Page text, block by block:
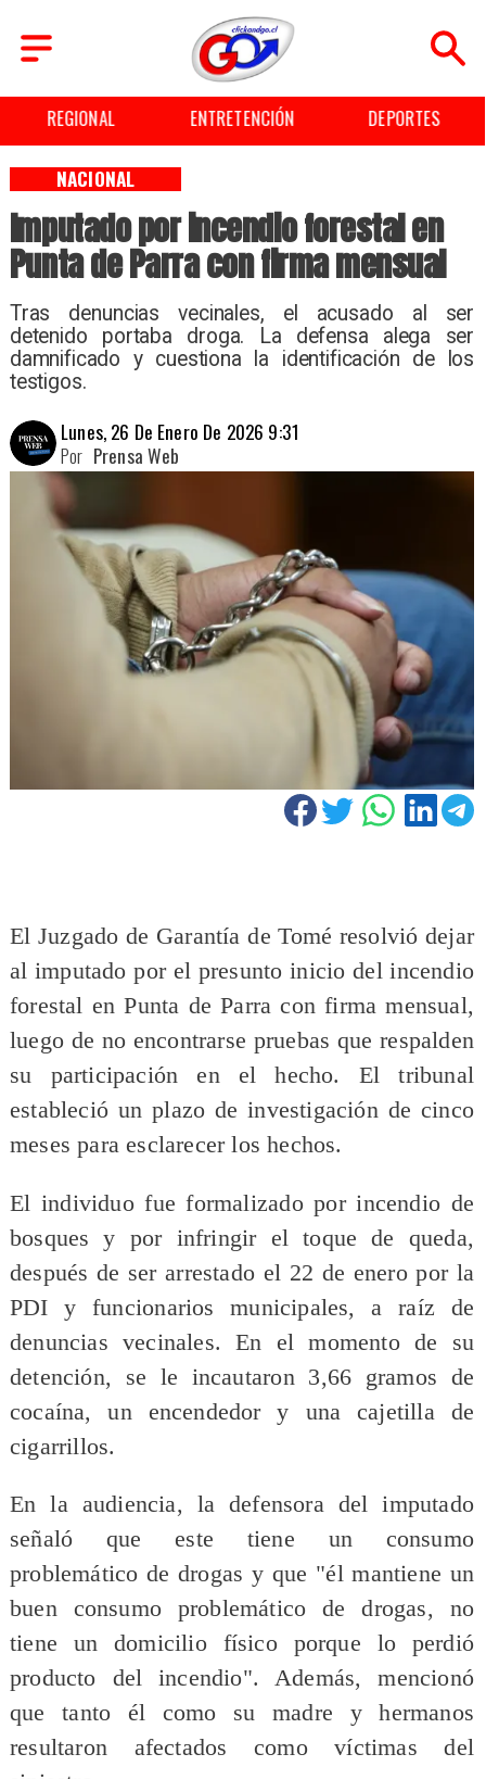
REGIONAL ENTRETENCIÓN DEPORTES
Imputado por incendio forestal en
Punta de Parra con firma mensual
Tras denuncias vecinales, el acusado al ser
detenido portaba droga. La defensa alega ser
damnificado y cuestiona la identificación de los
testigos.
NACIONAL
Lunes, 26 De Enero De 2026 9:31
Prensa Web
Por
El Juzgado de Garantía de Tomé resolvió dejar
al imputado por el presunto inicio del incendio
forestal en Punta de Parra con firma mensual,
luego de no encontrarse pruebas que respalden
su participación en el hecho. El tribunal
estableció un plazo de investigación de cinco
meses para esclarecer los hechos.
El individuo fue formalizado por incendio de
bosques y por infringir el toque de queda,
después de ser arrestado el 22 de enero por la
PDI y funcionarios municipales, a raíz de
denuncias vecinales. En el momento de su
detención, se le incautaron 3,66 gramos de
cocaína, un encendedor y una cajetilla de
cigarrillos.
En la audiencia, la defensora del imputado
señaló que este tiene un consumo
problemático de drogas y que "él mantiene un
buen consumo problemático de drogas, no
tiene un domicilio físico porque lo perdió
producto del incendio". Además, mencionó
que tanto él como su madre y hermanos
resultaron afectados como víctimas del